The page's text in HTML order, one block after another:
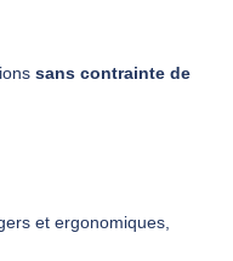
sans contrainte de
et ergonomiques,